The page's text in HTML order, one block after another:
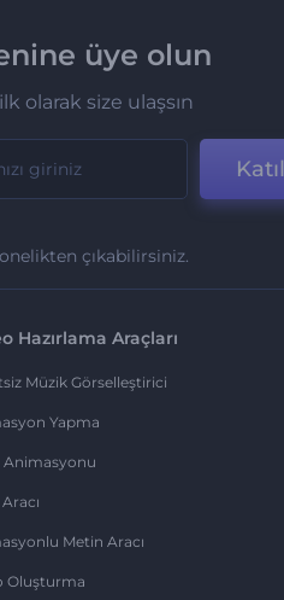
üye olun
olarak size ulaşsın
Katıl
çıkabilirsiniz.
Hazırlama Araçları
Müzik Görselleştirici
Yapma
Animasyonu
Metin Aracı
Oluşturma